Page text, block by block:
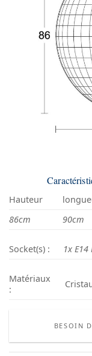
Hauteur
86cm
90cm
Socket(s) : 1x E14
Matériaux
:
BESOIN